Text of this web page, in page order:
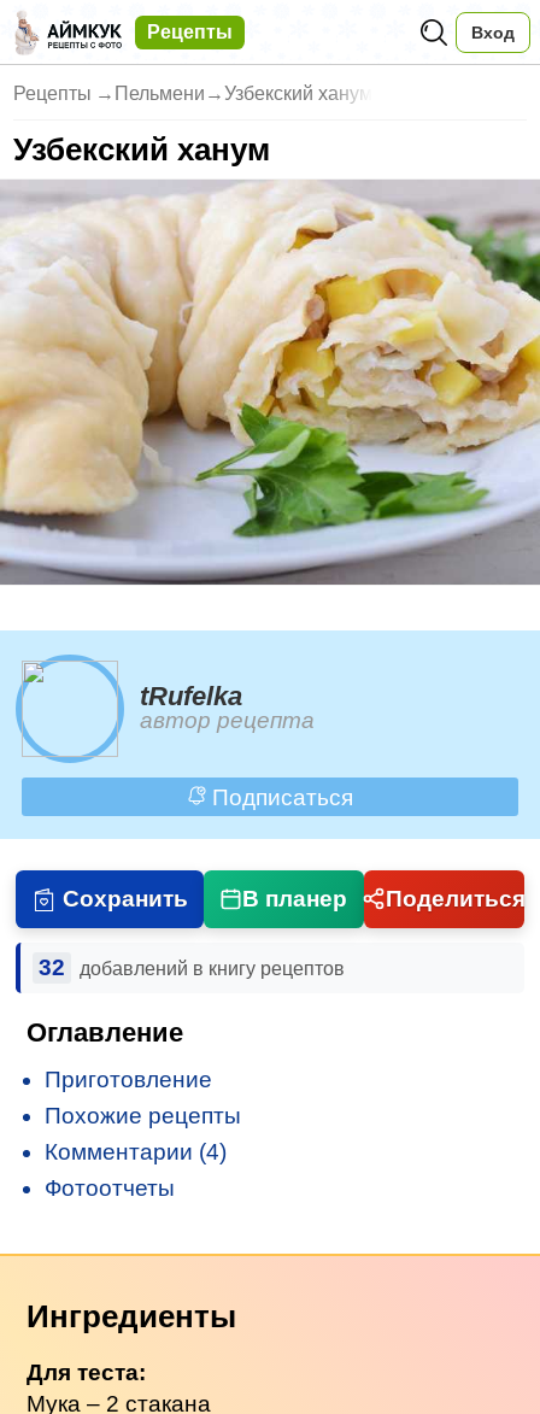
Рецепты Вход
Рецепты → Пельмени →Узбекский ханум
Узбекский ханум
tRufelka
автор рецепта
Подписаться
Сохранить В планер Поделиться
32 добавлений в книгу рецептов
Оглавление
Приготовление
Похожие рецепты
Комментарии (4)
Фотоотчеты
Ингредиенты
Для теста:
Мука – 2 стакана